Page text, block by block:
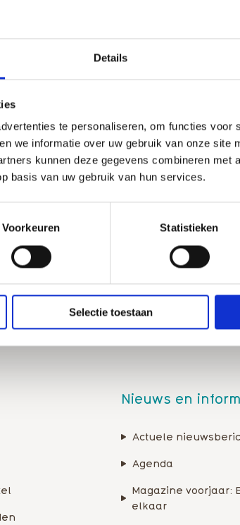
Details
te personaliseren, om functies voor
we informatie over uw gebruik van onze site
kunnen deze gegevens combineren met
basis van uw gebruik van hun services.
Voorkeuren Statistieken
Selectie toestaan
Word
Korting op
Korting op
Exclusieve
Nieuws en
Actuele
Agenda
Magazine voorjaar:
elkaar